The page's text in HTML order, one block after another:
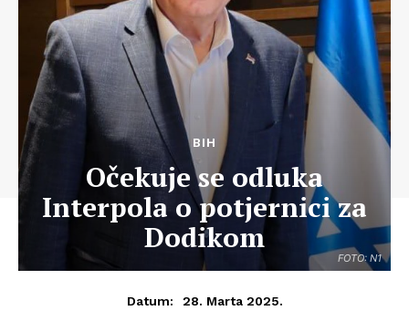
FOTO: N1
BIH
Očekuje se odluka
Interpola o potjernici za
Dodikom
Datum: 28. Marta 2025.